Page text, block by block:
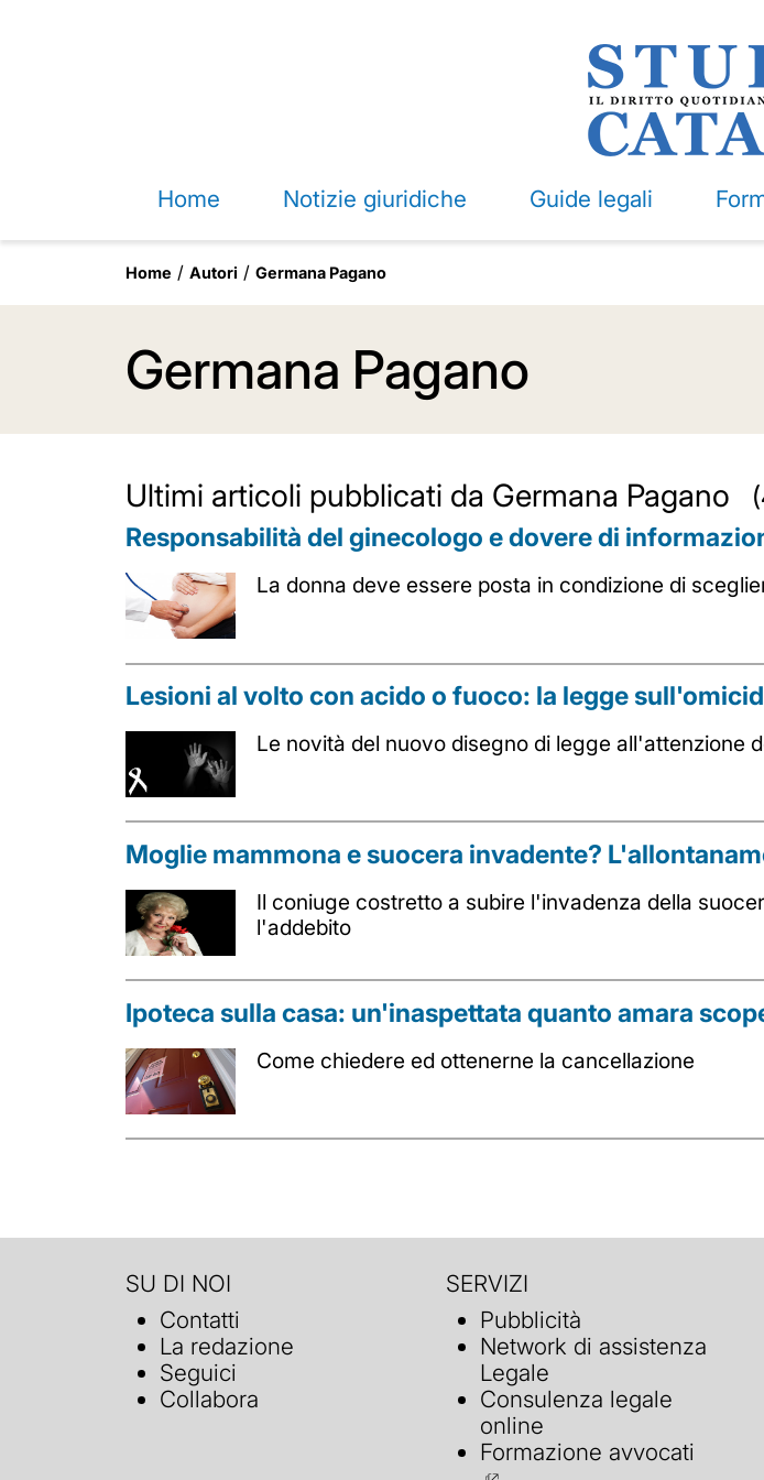
Home Notizie giuridiche Guide legali
Home Autori Germana Pagano
Germana Pagano
Ultimi articoli pubblicati da Germana Pagano
Responsabilità del ginecologo e dovere di
La donna deve essere posta in condizione di
Lesioni al volto con acido o fuoco: la legge
Le novità del nuovo disegno di legge all'attenzione
Moglie mammona e suocera invadente?
Il coniuge costretto a subire l'invadenza della
l'addebito
Ipoteca sulla casa: un'inaspettata quanto amara
Come chiedere ed ottenerne la cancellazione
SU DI NOI
Contatti
La redazione
Seguici
Collabora
SERVIZI
Pubblicità
Network di assistenza
Legale
Consulenza legale
online
Formazione avvocati